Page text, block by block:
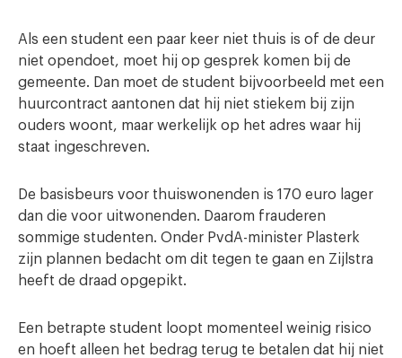
Als een student een paar keer niet thuis is of de deur
niet opendoet, moet hij op gesprek komen bij de
gemeente. Dan moet de student bijvoorbeeld met een
huurcontract aantonen dat hij niet stiekem bij zijn
ouders woont, maar werkelijk op het adres waar hij
staat ingeschreven.
De basisbeurs voor thuiswonenden is 170 euro lager
dan die voor uitwonenden. Daarom frauderen
sommige studenten. Onder PvdA-minister Plasterk
zijn plannen bedacht om dit tegen te gaan en Zijlstra
heeft de draad opgepikt.
Een betrapte student loopt momenteel weinig risico
en hoeft alleen het bedrag terug te betalen dat hij niet